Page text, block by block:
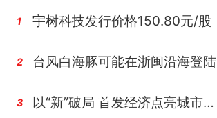
1 宇树科技发行价格150.80元/股
2 台风白海豚可能在浙闽沿海登陆
3 以“新”破局 首发经济点亮城市消费活力